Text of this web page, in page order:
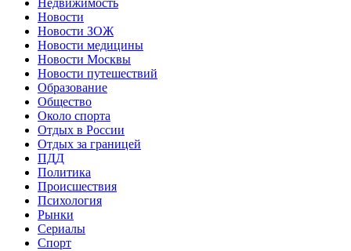
Недвижимость
Новости
Новости ЗОЖ
Новости медицины
Новости Москвы
Новости путешествий
Образование
Общество
Около спорта
Отдых в России
Отдых за границей
ПДД
Политика
Происшествия
Психология
Рынки
Сериалы
Спорт